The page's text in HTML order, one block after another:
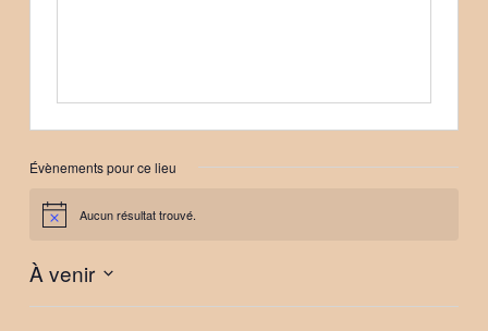
Évènements pour ce lieu
Notice Aucun résultat trouvé.
À venir
Sélectionnez